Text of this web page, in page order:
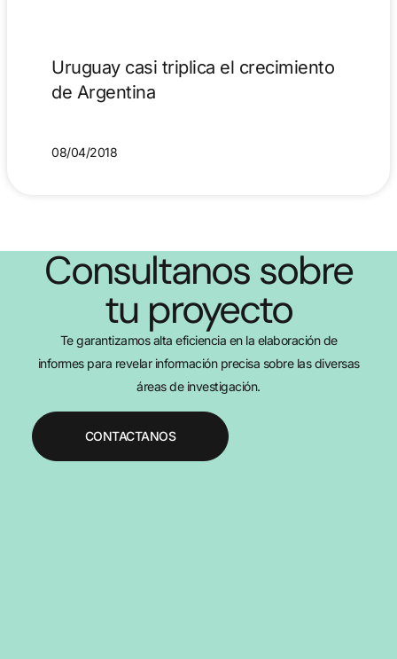
Uruguay casi triplica el crecimiento
de Argentina
08/04/2018
Consultanos sobre
tu proyecto
Te garantizamos alta eficiencia en la elaboración de
informes para revelar información precisa sobre las diversas
áreas de investigación.
CONTACTANOS